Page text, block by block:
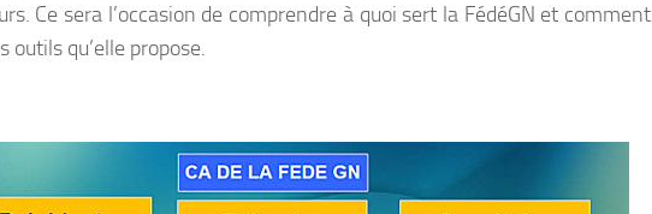
Ce sera l’occasion de comprendre à quoi sert la FédéGN et comment
outils qu’elle propose.